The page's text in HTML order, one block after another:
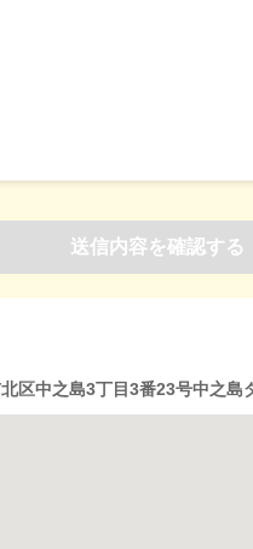
区中之島3丁目3番23号中之島